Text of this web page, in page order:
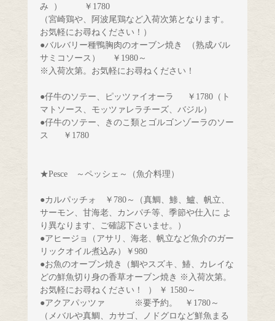
み  ）
（宮崎鶏や、阿波尾鶏など入荷次第となります。
お気軽にお尋ねください！）
●バルバリー種鴨胸肉のオーブン焼き
（熟成バル
サミコソース）
※入荷次第。お気軽にお尋ねください！
●仔牛のソテー、ピッツァイオーラ 　 ￥1780 （ト
マトソース、モッツァレラチーズ、バジル）
●仔牛のソテー、きのこ類とゴルゴンゾーラのソー
ス
￥1780
●カルパッチォ　￥780～
（真鯛、鯵、鱸、帆立、
サーモン、甘海老、カンパチ等、季節や仕入に よ
●アヒージョ（アサリ、海老、帆立など魚介のガー
リックオイル煮込み）￥980
●お魚のオーブン焼き（鯛やスズキ、鰆、カレイな
どの鮮魚切り身の香草オーブン焼き ※入荷次第。
お気軽にお尋ねください！  ） ￥ 1580～
●アクアパッツァ
※要予約。
￥1780～
（メバルや真鯛、カサゴ、ノドグロなど鮮魚まる